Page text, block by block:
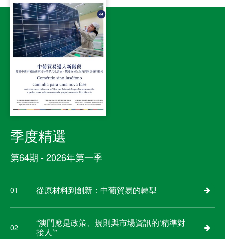
季度精選
第64期 - 2026年第一季
01 從原材料到創新：中葡貿易的轉型
02
“澳門應是政策、規則與市場資訊的‘精準對
接人’”